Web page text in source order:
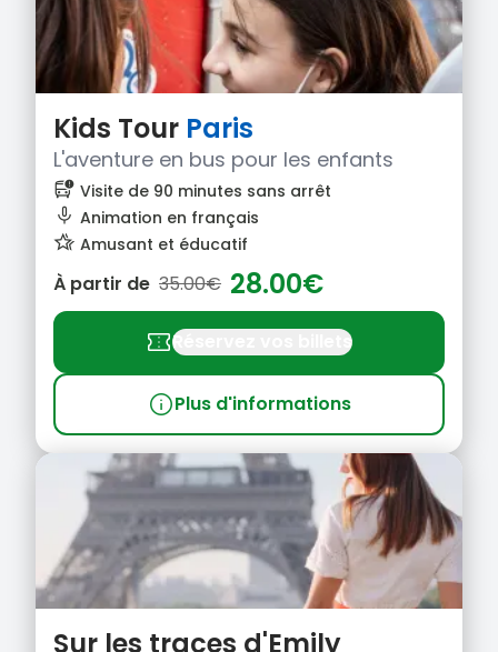
Kids Tour Paris
L'aventure en bus pour les enfants
bus_alert Visite de 90 minutes sans arrêt
mic_none Animation en français
hotel_class Amusant et éducatif
À partir de 35.00€ 28.00€
confirmation_numberRéservez vos billets
infoPlus d'informations
Sur les traces d'Emily